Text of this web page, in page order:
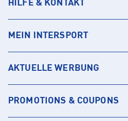
HILFE & KONTAKT
MEIN INTERSPORT
AKTUELLE WERBUNG
PROMOTIONS & COUPONS